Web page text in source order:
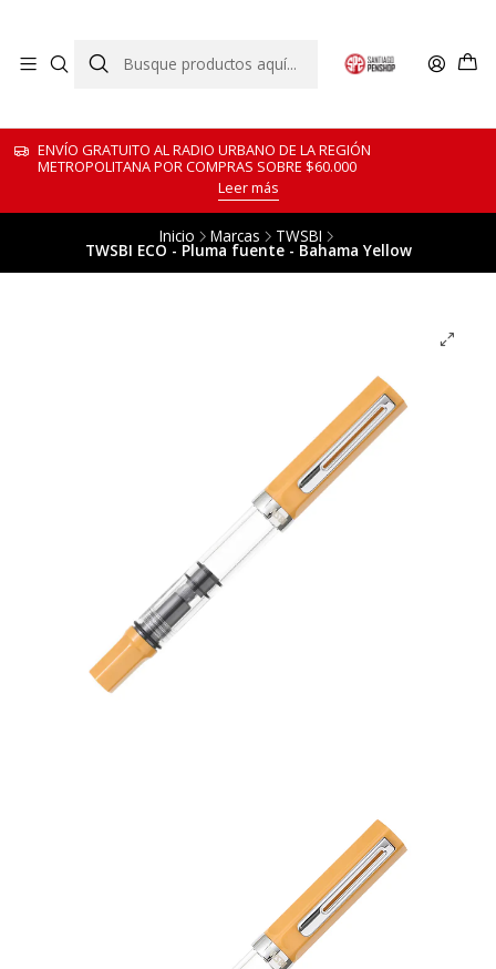
ENVÍO GRATUITO AL RADIO URBANO DE LA REGIÓN
METROPOLITANA POR COMPRAS SOBRE $60.000
Leer más
Inicio Marcas TWSBI
TWSBI ECO - Pluma fuente - Bahama Yellow